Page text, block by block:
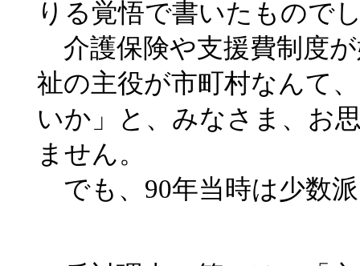
りる覚悟で書いたもので
介護保険や支援費制度
祉の主役が市町村なんて
いか」と、みなさま、お
ません。
でも、90年当時は少数